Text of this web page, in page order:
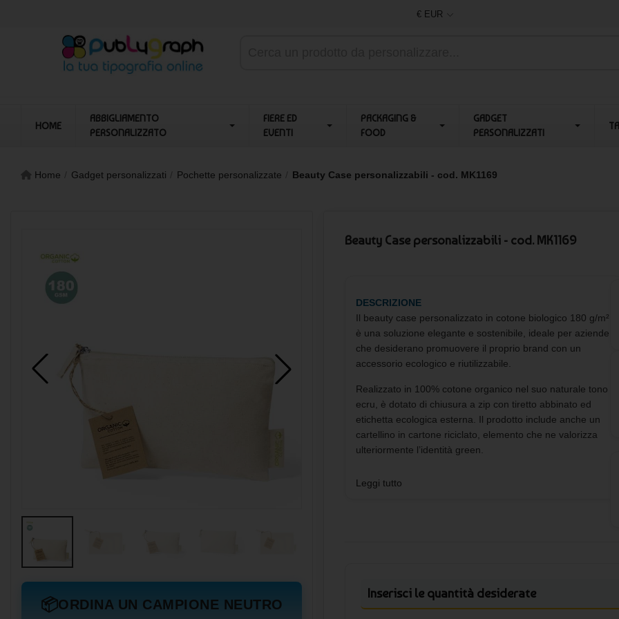
€ EUR
HOME
ABBIGLIAMENTO
PERSONALIZZATO
FIERE ED
EVENTI
PACKAGING &
FOOD
GADGET
PERSONALIZZATI
Home Gadget personalizzati Pochette personalizzate Beauty Case personalizzabili - cod. MK1169
📦ORDINA UN CAMPIONE NEUTRO
Beauty Case personalizzabili - cod. MK1169
DESCRIZIONE
Il beauty case personalizzato in cotone biologico 180 g/m²
è una soluzione elegante e sostenibile, ideale per aziende
che desiderano promuovere il proprio brand con un
accessorio ecologico e riutilizzabile.
Realizzato in 100% cotone organico nel suo naturale tono
ecru, è dotato di chiusura a zip con tiretto abbinato ed
etichetta ecologica esterna. Il prodotto include anche un
cartellino in cartone riciclato, elemento che ne valorizza
ulteriormente l’identità green.
beauty case ecologici personalizzati in cotone
aziendale, trasformando il beauty case in un gadget
promozionale coerente con strategie di branding
Leggi tutto
Inserisci le quantità desiderate